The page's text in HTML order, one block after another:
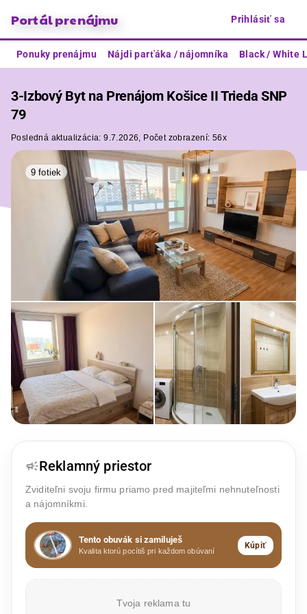
Portál prenájmu Prihlásiť sa
Ponuky prenájmu Nájdi parťáka / nájomníka Black / White
3-Izbový Byt na Prenájom Košice II Trieda SNP
79
Posledná aktualizácia: 9.7.2026, Počet zobrazení:56x
9 fotiek
Reklamný priestor
Zviditeľni svoju firmu priamo pred majiteľmi nehnuteľnosti
a nájomníkmi.
Tento obuvák si zamiluješ
Kvalita ktorú pocítiš pri každom obúvaní
Kúpiť
Tvoja reklama tu